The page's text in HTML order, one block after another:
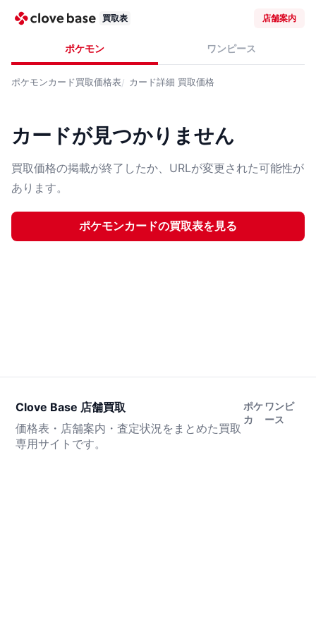
買取表 店舗案内
ポケモン ワンピース
ポケモンカード買取価格表 カード詳細 買取価格
カードが見つかりません
買取価格の掲載が終了したか、URLが変更された可能性が
あります。
ポケモンカードの買取表を見る
Clove Base 店舗買取
価格表・店舗案内・査定状況をまとめた買取
専用サイトです。
ポケ
カ
ワンピ
ース